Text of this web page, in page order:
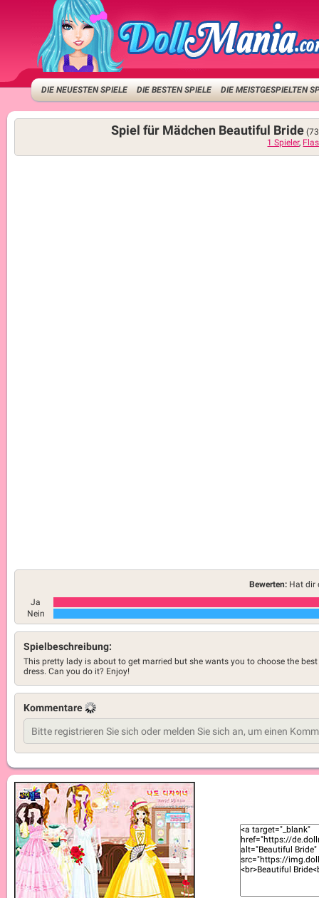
DIE NEUESTEN SPIELE DIE BESTEN SPIELE DIE MEISTGESPIELTEN
Spiel für Mädchen Beautiful Bride
1 Spieler,
Bewerten: Hat dir
Ja
Nein
Spielbeschreibung:
This pretty lady is about to get married but she wants you to choose the best
dress. Can you do it? Enjoy!
Kommentare